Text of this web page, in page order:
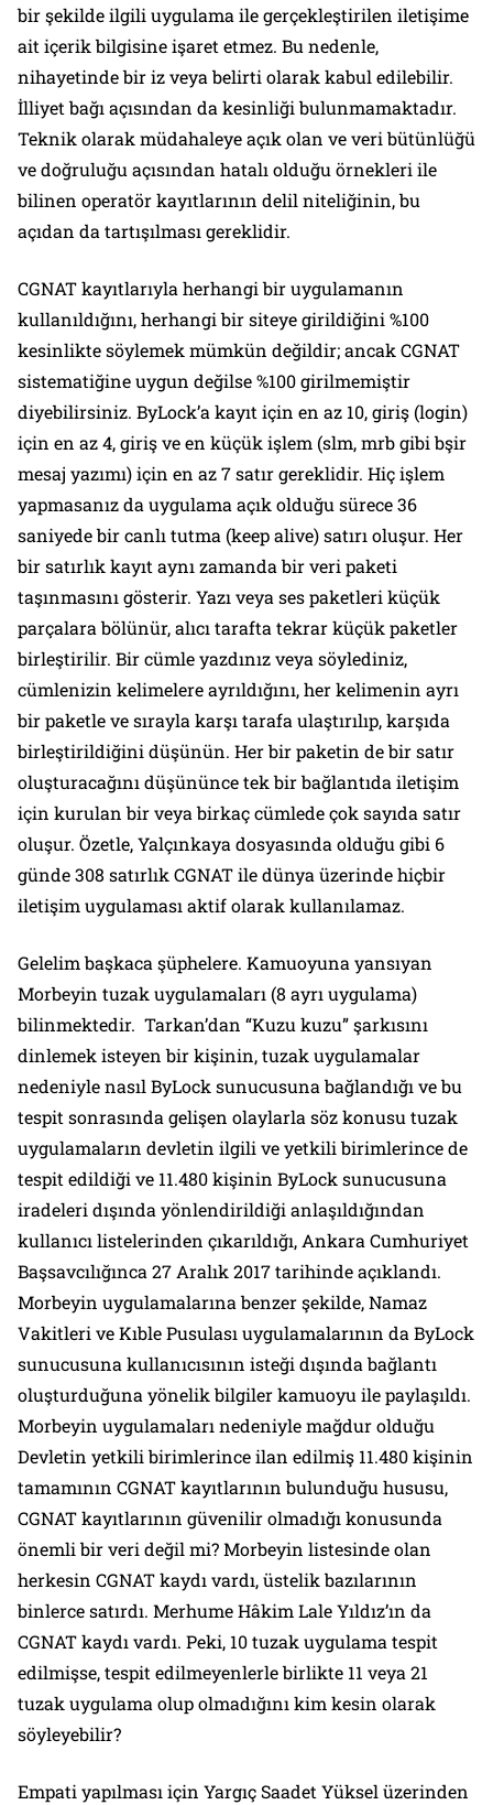
bir şekilde ilgili uygulama ile gerçekleştirilen iletişime
ait içerik bilgisine işaret etmez. Bu nedenle,
nihayetinde bir iz veya belirti olarak kabul edilebilir.
İlliyet bağı açısından da kesinliği bulunmamaktadır.
Teknik olarak müdahaleye açık olan ve veri bütünlüğü
ve doğruluğu açısından hatalı olduğu örnekleri ile
bilinen operatör kayıtlarının delil niteliğinin, bu
açıdan da tartışılması gereklidir.
CGNAT kayıtlarıyla herhangi bir uygulamanın
kullanıldığını, herhangi bir siteye girildiğini %100
kesinlikte söylemek mümkün değildir; ancak CGNAT
sistematiğine uygun değilse %100 girilmemiştir
diyebilirsiniz. ByLock’a kayıt için en az 10, giriş (login)
için en az 4, giriş ve en küçük işlem (slm, mrb gibi bşir
mesaj yazımı) için en az 7 satır gereklidir. Hiç işlem
yapmasanız da uygulama açık olduğu sürece 36
saniyede bir canlı tutma (keep alive) satırı oluşur. Her
bir satırlık kayıt aynı zamanda bir veri paketi
taşınmasını gösterir. Yazı veya ses paketleri küçük
parçalara bölünür, alıcı tarafta tekrar küçük paketler
birleştirilir. Bir cümle yazdınız veya söylediniz,
cümlenizin kelimelere ayrıldığını, her kelimenin ayrı
bir paketle ve sırayla karşı tarafa ulaştırılıp, karşıda
birleştirildiğini düşünün. Her bir paketin de bir satır
oluşturacağını düşününce tek bir bağlantıda iletişim
için kurulan bir veya birkaç cümlede çok sayıda satır
oluşur. Özetle, Yalçınkaya dosyasında olduğu gibi 6
günde 308 satırlık CGNAT ile dünya üzerinde hiçbir
iletişim uygulaması aktif olarak kullanılamaz.
Gelelim başkaca şüphelere. Kamuoyuna yansıyan
Morbeyin tuzak uygulamaları (8 ayrı uygulama)
bilinmektedir. Tarkan’dan “Kuzu kuzu” şarkısını
dinlemek isteyen bir kişinin, tuzak uygulamalar
nedeniyle nasıl ByLock sunucusuna bağlandığı ve bu
tespit sonrasında gelişen olaylarla söz konusu tuzak
uygulamaların devletin ilgili ve yetkili birimlerince de
tespit edildiği ve 11.480 kişinin ByLock sunucusuna
iradeleri dışında yönlendirildiği anlaşıldığından
kullanıcı listelerinden çıkarıldığı, Ankara Cumhuriyet
Başsavcılığınca 27 Aralık 2017 tarihinde açıklandı.
Morbeyin uygulamalarına benzer şekilde, Namaz
Vakitleri ve Kıble Pusulası uygulamalarının da ByLock
sunucusuna kullanıcısının isteği dışında bağlantı
oluşturduğuna yönelik bilgiler kamuoyu ile paylaşıldı.
Morbeyin uygulamaları nedeniyle mağdur olduğu
Devletin yetkili birimlerince ilan edilmiş 11.480 kişinin
tamamının CGNAT kayıtlarının bulunduğu hususu,
CGNAT kayıtlarının güvenilir olmadığı konusunda
önemli bir veri değil mi? Morbeyin listesinde olan
herkesin CGNAT kaydı vardı, üstelik bazılarının
binlerce satırdı. Merhume Hâkim Lale Yıldız’ın da
CGNAT kaydı vardı. Peki, 10 tuzak uygulama tespit
edilmişse, tespit edilmeyenlerle birlikte 11 veya 21
tuzak uygulama olup olmadığını kim kesin olarak
söyleyebilir?
Empati yapılması için Yargıç Saadet Yüksel üzerinden